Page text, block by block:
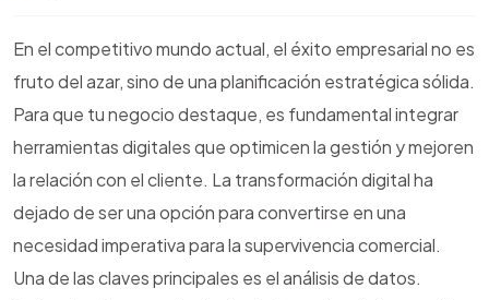
En el competitivo mundo actual, el éxito empresarial no es
fruto del azar, sino de una planificación estratégica sólida.
Para que tu negocio destaque, es fundamental integrar
herramientas digitales que optimicen la gestión y mejoren
la relación con el cliente. La transformación digital ha
dejado de ser una opción para convertirse en una
necesidad imperativa para la supervivencia comercial.
Una de las claves principales es el análisis de datos.